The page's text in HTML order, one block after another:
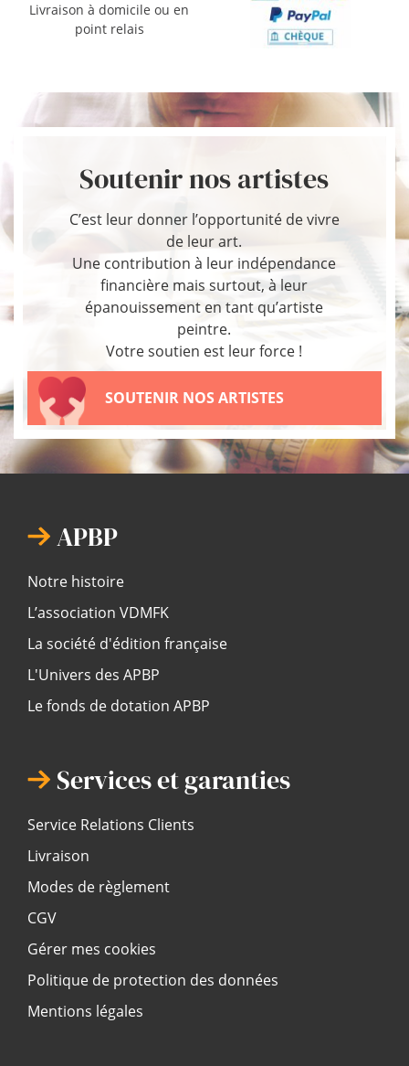
Livraison à domicile ou en
point relais
Soutenir nos artistes
C’est leur donner l’opportunité de vivre
de leur art.
Une contribution à leur indépendance
financière mais surtout, à leur
épanouissement en tant qu’artiste
peintre.
Votre soutien est leur force !
SOUTENIR NOS ARTISTES
APBP
Notre histoire
L’association VDMFK
La société d'édition française
L'Univers des APBP
Le fonds de dotation APBP
Services et garanties
Service Relations Clients
Livraison
Modes de règlement
CGV
Gérer mes cookies
Politique de protection des données
Mentions légales